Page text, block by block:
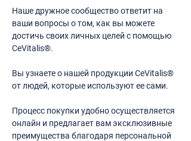
Наше дружное сообщество ответит на
ваши вопросы о том, как вы можете
достичь своих личных целей с помощью
CeVitalis®.
Вы узнаете о нашей продукции CeVitalis®
от людей, которые используют ее сами.
Процесс покупки удобно осуществляется
онлайн и предлагает вам эксклюзивные
преимущества благодаря персональной